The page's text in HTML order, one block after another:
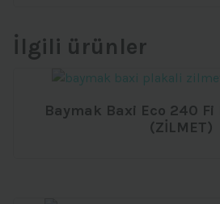
İlgili ürünler
Baymak Baxi Eco 240
(ZİLMET)